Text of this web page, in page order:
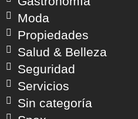
Moda
Propiedades
Salud & Belleza
Seguridad
Servicios
Sin categoría